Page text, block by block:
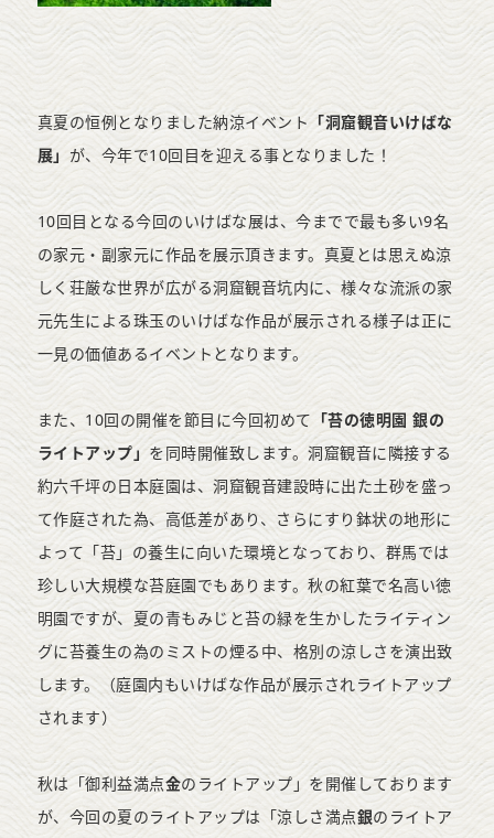
真夏の恒例となりました納涼イベント 「洞窟観音いけばな
展」 が、今年で10回目を迎える事となりました！
10回目となる今回のいけばな展は、今までで最も多い9名
の家元・副家元に作品を展示頂きます。真夏とは思えぬ涼
しく荘厳な世界が広がる洞窟観音坑内に、様々な流派の家
元先生による珠玉のいけばな作品が展示される様子は正に
一見の価値あるイベントとなります。
また、10回の開催を節目に今回初めて 「苔の徳明園 銀の
ライトアップ」を同時開催致します。洞窟観音に隣接する
約六千坪の日本庭園は、洞窟観音建設時に出た土砂を盛っ
て作庭された為、高低差があり、さらにすり鉢状の地形に
よって「苔」の養生に向いた環境となっており、群馬では
珍しい大規模な苔庭園でもあります。秋の紅葉で名高い徳
明園ですが、夏の青もみじと苔の緑を生かしたライティン
グに苔養生の為のミストの煙る中、格別の涼しさを演出致
します。（庭園内もいけばな作品が展示されライトアップ
されます）
秋は「御利益満点金のライトアップ」を開催しております
が、今回の夏のライトアップは「涼しさ満点銀のライトア